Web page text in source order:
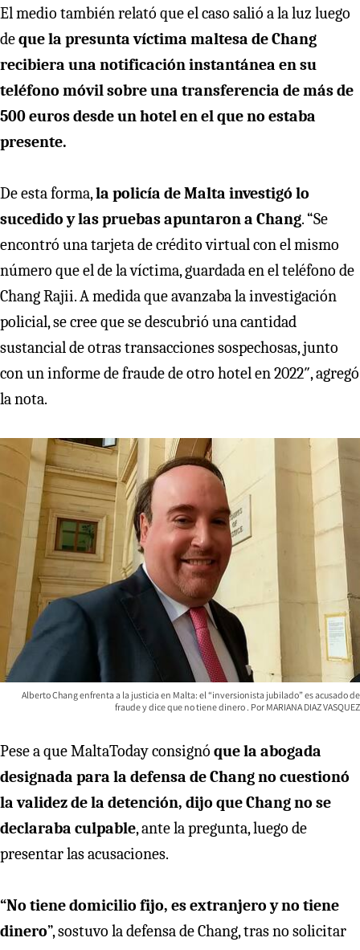
El medio también relató que el caso salió a la luz luego
deque la presunta víctima maltesa de Chang
recibiera una notificación instantánea en su
teléfono móvil sobre una transferencia de más de
500 euros desde un hotel en el que no estaba
presente.
De esta forma,la policía de Malta investigó lo
sucedido y las pruebas apuntaron a Chang. “Se
encontró una tarjeta de crédito virtual con el mismo
número que el de la víctima, guardada en el teléfono de
Chang Rajii. A medida que avanzaba la investigación
policial, se cree que se descubrió una cantidad
sustancial de otras transacciones sospechosas, junto
con un informe de fraude de otro hotel en 2022″, agregó
la nota.
Alberto Chang enfrenta a la justicia en Malta: el “inversionista jubilado” es acusado de
fraude y dice que no tiene dinero
MARIANA DIAZ VASQUEZ
Pese a que MaltaToday consignó que la abogada
designada para la defensa de Chang no cuestionó
la validez de la detención, dijo que Chang no se
declaraba culpable, ante la pregunta, luego de
presentar las acusaciones.
“No tiene domicilio fijo, es extranjero y no tiene
dinero”, sostuvo la defensa de Chang, tras no solicitar